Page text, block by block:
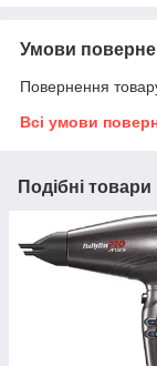
Умови
Повернення
Всі умови
Подібні товари